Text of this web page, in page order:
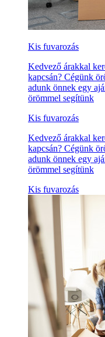
Kis fuvarozás
Kedvező árakkal
kapcsán? Cégünk
adunk önnek egy
örömmel segítünk
Kis fuvarozás
Kedvező árakkal
kapcsán? Cégünk
adunk önnek egy
örömmel segítünk
Kis fuvarozás